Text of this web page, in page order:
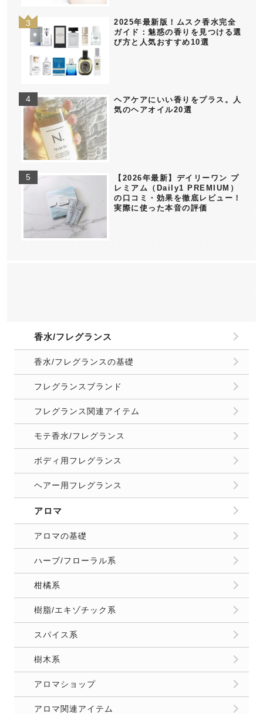
2025年最新版！ムスク香水完全
ガイド：魅惑の香りを見つける選
び方と人気おすすめ10選
ヘアケアにいい香りをプラス。人
気のヘアオイル20選
【2026年最新】デイリーワン プ
レミアム（Daily1 PREMIUM）
の口コミ・効果を徹底レビュー！
実際に使った本音の評価
香水/フレグランス
香水/フレグランスの基礎
フレグランスブランド
フレグランス関連アイテム
モテ香水/フレグランス
ボディ用フレグランス
ヘアー用フレグランス
アロマ
アロマの基礎
ハーブ/フローラル系
柑橘系
樹脂/エキゾチック系
スパイス系
樹木系
アロマショップ
アロマ関連アイテム